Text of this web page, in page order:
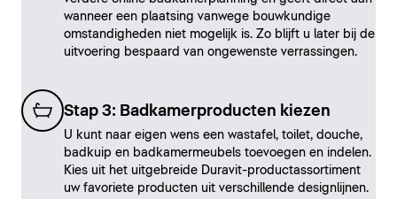
wanneer een plaatsing vanwege bouwkundige
omstandigheden niet mogelijk is. Zo blijft u later bij de
uitvoering bespaard van ongewenste verrassingen.
Stap 3: Badkamerproducten kiezen
U kunt naar eigen wens een wastafel, toilet, douche,
badkuip en badkamermeubels toevoegen en indelen.
Kies uit het uitgebreide Duravit-productassortiment
uw favoriete producten uit verschillende designlijnen.